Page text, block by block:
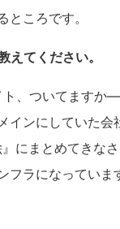
ころです。
てください。
、ついてますか
インにしていた
にまとめてきな
フラになってい